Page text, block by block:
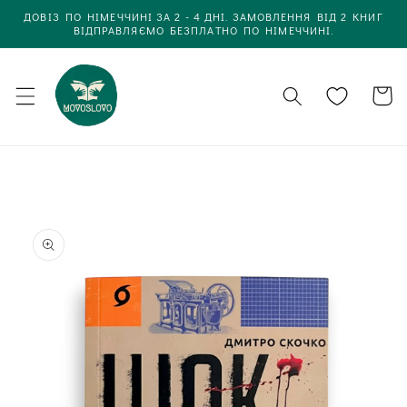
до
вмісту
ДОВІЗ ПО НІМЕЧЧИНІ ЗА 2 - 4 ДНІ. ЗАМОВЛЕННЯ ВІД 2 КНИГ
ВІДПРАВЛЯЄМО БЕЗПЛАТНО ПО НІМЕЧЧИНІ.
Кошик